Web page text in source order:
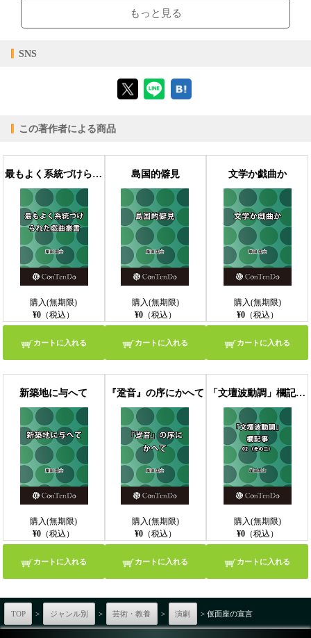
ブラウザビューア・PC版ConTenDoビューア・モバイルビューア
【対応デバイス】
【PC版ConTenDoビューア】
【モバイルビューア】
もっと見る
SNS
この著作者による商品
最もよく系統づけられた戯曲叢書
購入(無期限)
¥0 （税込）
カートに入れる
島国的僻見
購入(無期限)
¥0（税込）
カートに入れる
文学か戯曲か
購入(無期限)
¥0（税込）
カートに入れる
新築地に与へて
購入(無期限)
¥0 （税込）
カートに入れる
『跫音』の序にかへて
購入(無期限)
¥0（税込）
カートに入れる
「文壇波動調」欄記事 02 （その二）
購入(無期限)
¥0（税込）
カートに入れる
TOP > ジャンル別 > 芸術・教養 > 演劇 > 仮面座の宣言